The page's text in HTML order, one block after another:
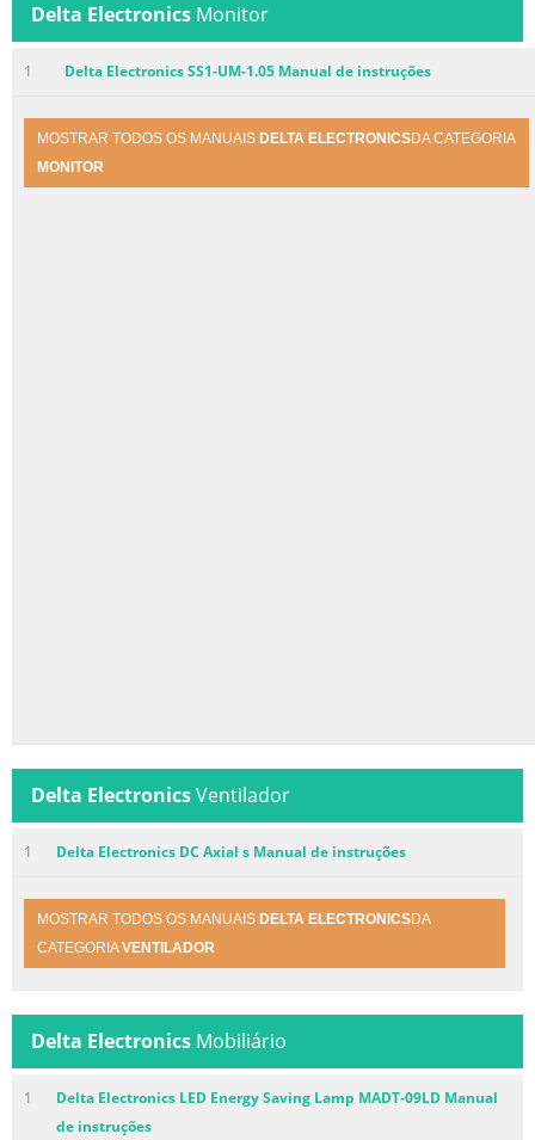
Delta Electronics Monitor
1 Delta Electronics SS1-UM-1.05 Manual de instruções
MOSTRAR TODOS OS MANUAIS DELTA ELECTRONICSDA CATEGORIA
MONITOR
Delta ElectronicsVentilador
1 Delta Electronics DC Axial s Manual de instruções
MOSTRAR TODOS OS MANUAIS DELTA ELECTRONICSDA
CATEGORIAVENTILADOR
Delta Electronics Mobiliário
1
Delta Electronics LED Energy Saving Lamp MADT-09LD Manual
de instruções